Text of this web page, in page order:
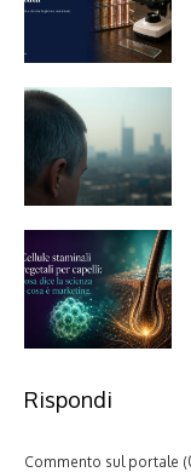
Rispondi
Commento sul portale